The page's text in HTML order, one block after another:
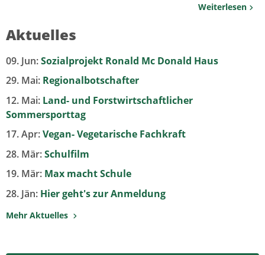
Weiterlesen
Aktuelles
09. Jun:Sozialprojekt Ronald Mc Donald Haus
29. Mai: Regionalbotschafter
12. Mai: Land- und Forstwirtschaftlicher
Sommersporttag
17. Apr:Vegan- Vegetarische Fachkraft
28. Mär:Schulfilm
19. Mär: Max macht Schule
28. Jän: Hier geht's zur Anmeldung
Mehr Aktuelles